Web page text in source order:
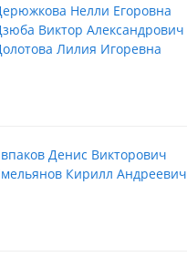
Нелли Егоровна
Виктор Александрович
Лилия Игоревна
Денис Викторович
Кирилл Андреевич